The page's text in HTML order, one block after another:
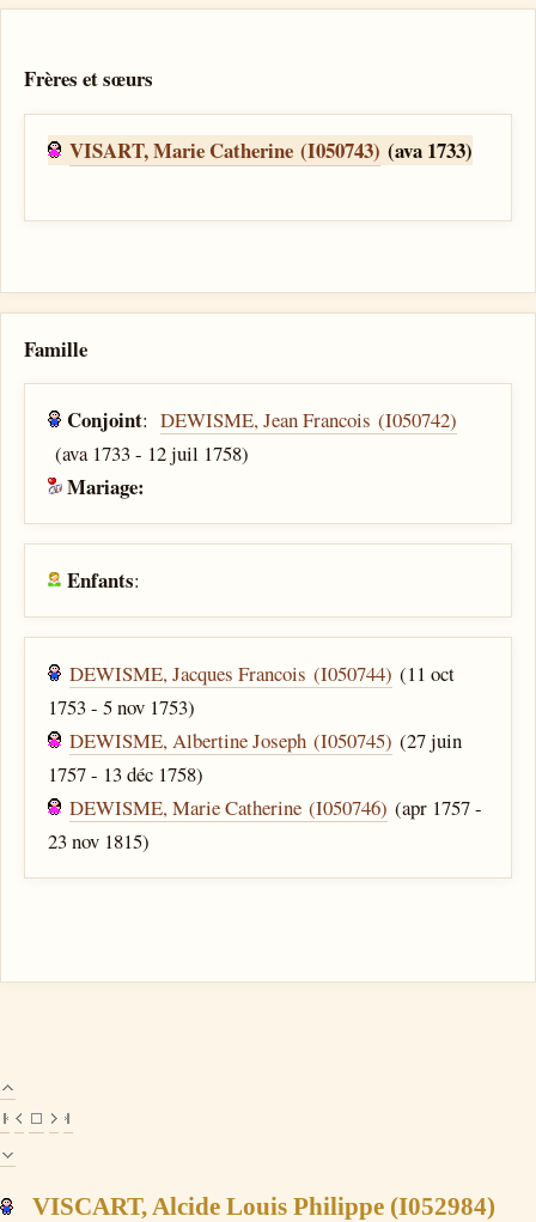
Frères et sœurs
VISART, Marie Catherine (I050743) (ava 1733)
Famille
Conjoint:DEWISME, Jean Francois (I050742)
(ava 1733 - 12 juil 1758)
Mariage:
Enfants:
DEWISME, Jacques Francois (I050744) (11 oct
1753 - 5 nov 1753)
DEWISME, Albertine Joseph (I050745) (27 juin
1757 - 13 déc 1758)
DEWISME, Marie Catherine (I050746) (apr 1757 -
23 nov 1815)
VISCART, Alcide Louis Philippe (I052984)